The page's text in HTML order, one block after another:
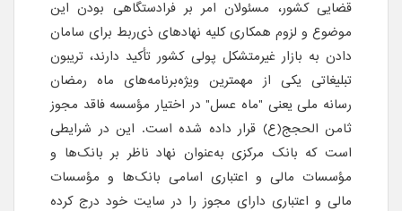
قضایی کشور، مسئولان امر بر فرادستگاهی بودن این
موضوع و لزوم همکاری کلیه نهادهای ذی‌ربط برای سامان
دادن به بازار غیرمتشکل پولی کشور تأکید دارند، تریبون
تبلیغاتی یکی از مهمترین ویژه‌برنامه‌های ماه رمضان
رسانه ملی یعنی "ماه عسل" در اختیار مؤسسه فاقد مجوز
ثامن الحجج(ع) قرار داده شده است. این در شرایطی
است که بانک مرکزی به‌عنوان نهاد ناظر بر بانک‌ها و
مؤسسات مالی و اعتباری اسامی بانک‌ها و مؤسسات
مالی و اعتباری دارای مجوز را در سایت خود درج کرده